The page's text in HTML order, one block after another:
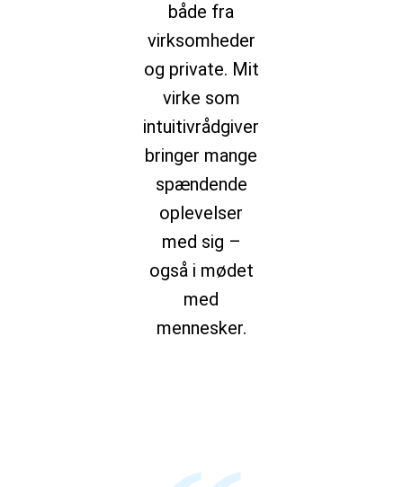
både fra
virksomheder
og private. Mit
virke som
intuitivrådgiver
bringer mange
spændende
oplevelser
med sig –
også i mødet
med
mennesker.